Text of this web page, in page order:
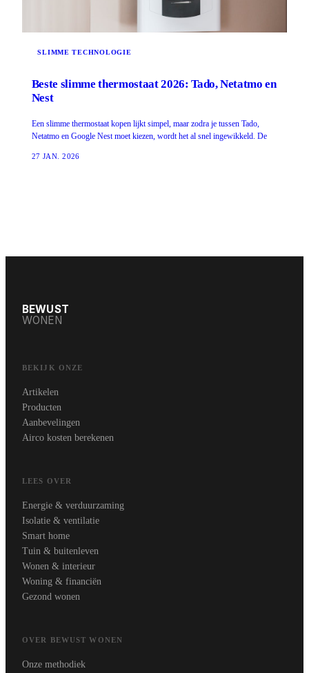
SLIMME TECHNOLOGIE
Beste slimme thermostaat 2026: Tado, Netatmo en
Nest
Een slimme thermostaat kopen lijkt simpel, maar zodra je tussen Tado,
Netatmo en Google Nest moet kiezen, wordt het al snel ingewikkeld. De
27 JAN. 2026
BEWUST
WONEN
BEKIJK ONZE
Artikelen
Producten
Aanbevelingen
Airco kosten berekenen
LEES OVER
Energie & verduurzaming
Isolatie & ventilatie
Smart home
Tuin & buitenleven
Wonen & interieur
Woning & financiën
Gezond wonen
OVER BEWUST WONEN
Onze methodiek